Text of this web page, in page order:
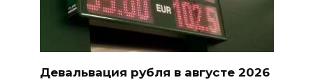
Девальвация рубля в августе 2026